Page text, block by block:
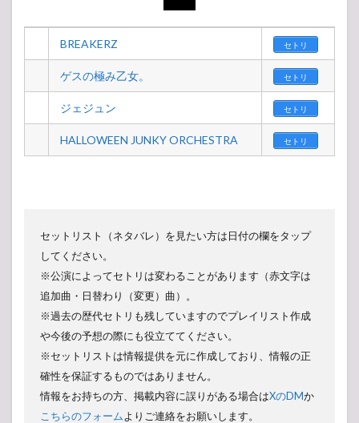
BREAKERZ セトリ
ゲスの極み乙女。 セトリ
ジェジュン セトリ
HALLOWEEN JUNKY ORCHESTRA セトリ
セットリスト（ネタバレ）を見たい方は日付の欄をタップ
してください。
※公演によってセトリは変わることがあります（赤文字は
追加曲・日替わり（変更）曲）。
※過去の歴代セトリも残していますのでプレイリスト作成
や今後の予想の際にも役立ててください。
※セットリストは情報提供を元に作成しており、情報の正
確性を保証するものではありません。
情報をお持ちの方、掲載内容に誤りがある場合はXのDMか
こちらのフォームよりご連絡をお願いします。